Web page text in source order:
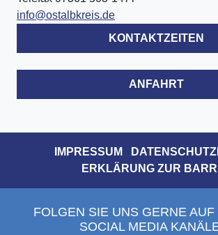
info@ostalbkreis.de
KONTAKTZEITEN
ANFAHRT
IMPRESSUM
ERKLÄRUNG ZUR
FOLGEN SIE UNS GERNE
SOCIAL MEDIA